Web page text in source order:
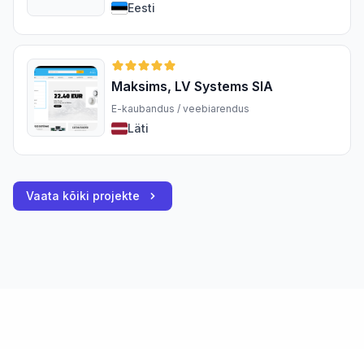
Eesti
Maksims, LV Systems SIA
E-kaubandus / veebiarendus
Läti
Vaata kõiki projekte